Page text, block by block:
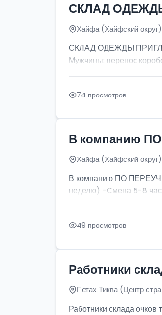
СКЛАД
Хайфа (Хайфский округ)
СКЛАД ОДЕЖДЫ
Мужчины: перенос
74 просмотров
В компанию
Хайфа (Хайфский округ)
В компанию ПО
неделю) -Смена 5-8
49 просмотров
Работники
Петах Тиква (Центр
Работники склада